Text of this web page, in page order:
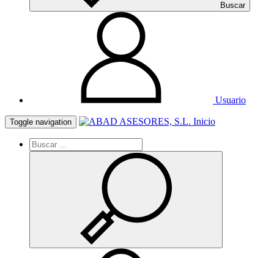
Buscar
Usuario
Toggle navigation Inicio